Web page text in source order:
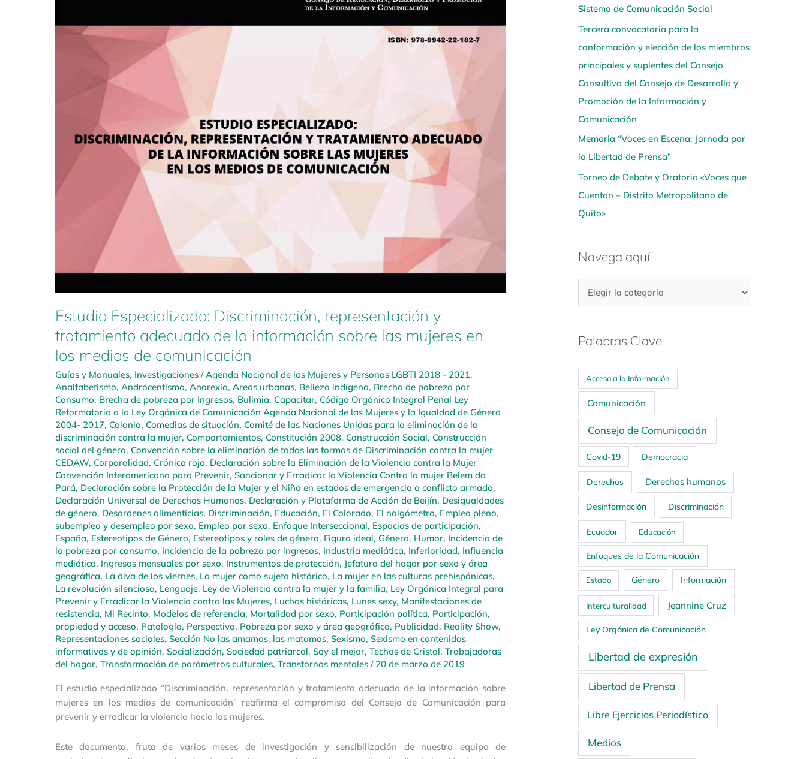
Estudio Especializado: Discriminación, representación y
tratamiento adecuado de la información sobre las mujeres en
los medios de comunicación
Guías y Manuales, Investigaciones /Agenda Nacional de las Mujeres y Personas LGBTI 2018 - 2021,
Analfabetismo, Androcentismo, Anorexia, Areas urbanas, Belleza indígena, Brecha de pobreza por
Consumo, Brecha de pobreza por Ingresos, Bulimia, Capacitar, Código Orgánico Integral Penal Ley
Reformatoria a la Ley Orgánica de Comunicación Agenda Nacional de las Mujeres y la Igualdad de Género
2004- 2017, Colonia, Comedias de situación, Comité de las Naciones Unidas para la eliminación de la
discriminación contra la mujer, Comportamientos, Constitución 2008, Construcción Social, Construcción
social del género, Convención sobre la eliminación de todas las formas de Discriminación contra la mujer
CEDAW, Corporalidad, Crónica roja, Declaración sobre la Eliminación de la Violencia contra la Mujer
Convención Interamericana para Prevenir, Sancionar y Erradicar la Violencia Contra la mujer Belem do
Pará, Declaración sobre la Protección de la Mujer y el Niño en estados de emergencia o conflicto armado,
Declaración Universal de Derechos Humanos, Declaración y Plataforma de Acción de Beijín, Desigualdades
de género, Desordenes alimenticias, Discriminación, Educación, El Colorado, El nalgómetro, Empleo pleno,
subempleo y desempleo por sexo, Empleo por sexo, Enfoque Interseccional, Espacios de participación,
España, Estereotipos de Género, Estereotipos y roles de género, Figura ideal, Género, Humor, Incidencia de
la pobreza por consumo, Incidencia de la pobreza por ingresos, Industria mediática, Inferioridad, Influencia
mediática, Ingresos mensuales por sexo, Instrumentos de protección, Jefatura del hogar por sexo y área
geográfica, La diva de los viernes, La mujer como sujeto histórico, La mujer en las culturas prehispánicas,
La revolución silenciosa, Lenguaje, Ley de Violencia contra la mujer y la familia, Ley Orgánica Integral para
Prevenir y Erradicar la Violencia contra las Mujeres, Luchas históricas, Lunes sexy, Manifestaciones de
resistencia, Mi Recinto, Modelos de referencia, Mortalidad por sexo, Participación política, Participación,
propiedad y acceso, Patología, Perspectiva, Pobreza por sexo y área geográfica, Publicidad, Reality Show,
Representaciones sociales, Sección No las amamos, las matamos, Sexismo, Sexismo en contenidos
informativos y de opinión, Socialización, Sociedad patriarcal, Soy el mejor, Techos de Cristal, Trabajadoras
del hogar, Transformación de parámetros culturales, Transtornos mentales / 20 de marzo de 2019
El estudio especializado “Discriminación, representación y tratamiento adecuado de la información sobre
mujeres en los medios de comunicación” reafirma el compromiso del Consejo de Comunicación para
prevenir y erradicar la violencia hacia las mujeres.
Este documento, fruto de varios meses de investigación y sensibilización de nuestro equipo de
representación
tratamiento
información
mujeres
los
medios
Sistema de Comunicación Social
Tercera convocatoria para la
conformación y elección de los miembros
principales y suplentes del Consejo
Consultivo del Consejo de Desarrollo y
Promoción de la Información y
Comunicación
Memoria “Voces en Escena: Jornada por
la Libertad de Prensa”
Torneo de Debate y Oratoria «Voces que
Cuentan – Distrito Metropolitano de
Quito»
Navega aquí
í
Palabras Clave
Acceso a la Información
Comunicación
Consejo de Comunicación
Covid-19 Democracia
Derechos Derechos humanos
Desinformación Discriminación
Ecuador Educación
Enfoques de la Comunicación
Estado Género Información
Interculturalidad Jeannine Cruz
Ley Orgánica de Comunicación
Libertad de expresión
Libertad de Prensa
Libre Ejercicios Periodístico
Medios